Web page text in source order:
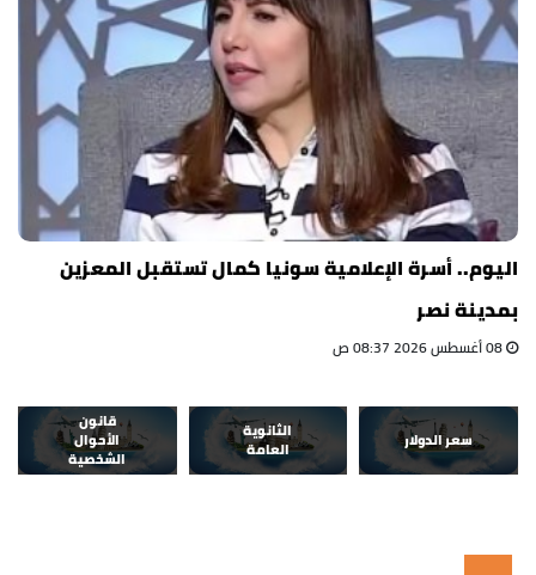
اليوم.. أسرة الإعلامية سونيا كمال تستقبل المعزين
بمدينة نصر
سعر الدولار
الثانوية
العامة
قانون
الأحوال
الشخصية